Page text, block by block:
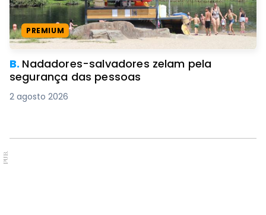
PREMIUM
B. Nadadores-salvadores zelam pela
segurança das pessoas
2 agosto 2026
PUB.